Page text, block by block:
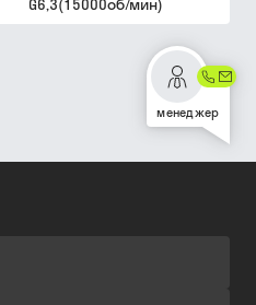
G6,3(15000об/мин)
менеджер